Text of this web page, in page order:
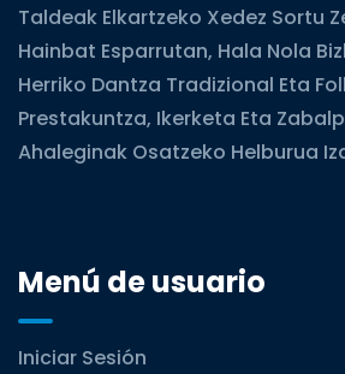
Taldeak Elkartzeko Xedez Sortu
Hainbat Esparrutan, Hala Nola
Herriko Dantza Tradizional Eta
Prestakuntza, Ikerketa Eta
Ahaleginak Osatzeko Helburua
Menú de usuario
Iniciar Sesión